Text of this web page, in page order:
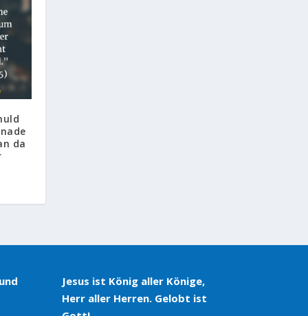
da
Jesus ist König aller Könige,
Herr aller Herren. Gelobt ist